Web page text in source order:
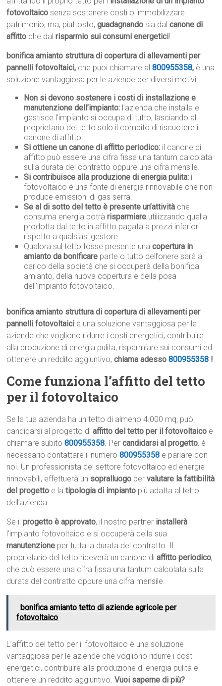
fotovoltaico senza sostenere costi o immobilizzare
patrimonio, ma, piuttosto,guadagnando sia dalcanone di
affitto che dalrisparmio sui consumi energetici!
bonifica amianto struttura di copertura di allevamenti per
pannelli fotovoltaici, che puoi chiamare al800955358, è una
soluzione vantaggiosa per le aziende per diversi motivi:
Non si devono sostenere i costi di installazione e
manutenzione dell’impianto: l’azienda che installa e
gestisce l’impianto si occupa di tutto, lasciando al
proprietario del tetto solo il compito di riscuotere il
canone di affitto.
Si ottiene un canone di affitto periodico: il canone di
affitto può essere una cifra fissa una tantum calcolata
sulla durata del contratto oppure una cifra mensile.
Si contribuisce alla produzione di energia pulita: il
fotovoltaico è una fonte di energia rinnovabile che non
produce emissioni di gas serra.
Se al di sotto del tetto è presente un’attività che
consuma energia potràrisparmiare utilizzando quella
prodotta dal tetto in affitto pagata a prezzi inferiori
rispetto a qualsiasi gestore.
Qualora sul tetto fosse presente unacopertura in
amianto da bonificare parte o tutto dell’onere sarà a
carico della società che si occuperà della bonifica
amianto, della nuova copertura e della posa
dell’impianto fotovoltaico.
bonifica amianto struttura di copertura di allevamenti per
pannelli fotovoltaici è una soluzione vantaggiosa per le
aziende che vogliono ridurre i costi energetici, contribuire
alla produzione di energia pulita, risparmiare sui consumi ed
ottenere un reddito aggiuntivo,chiama adesso800955358 !
Come funziona l’affitto del tetto
per il fotovoltaico
Se la tua azienda ha un tetto di almeno 4.000 mq, può
candidarsi al progetto diaffitto del tetto per il fotovoltaico e
chiamare subito800955358. Percandidarsi al progetto, è
necessario contattare il numero800955358 e parlare con
noi. Un professionista del settore fotovoltaico ed energie
rinnovabili, effettuerà un sopralluogo pervalutare la fattibilità
del progetto e latipologia di impianto più adatta al tetto
dell’azienda.
Se ilprogetto è approvato, il nostro partner installerà
l’impianto fotovoltaico e si occuperà della sua
manutenzione per tutta la durata del contratto. Il
proprietario del tetto riceverà un canone diaffitto periodico,
che può essere una cifra fissa una tantum calcolata sulla
durata del contratto oppure una cifra mensile.
bonifica amianto tetto di aziende agricole per
fotovoltaico
L’affitto del tetto per il fotovoltaico è una soluzione
vantaggiosa per le aziende che vogliono ridurre i costi
energetici, contribuire alla produzione di energia pulita e
ottenere un reddito aggiuntivo.Vuoi saperne di più?